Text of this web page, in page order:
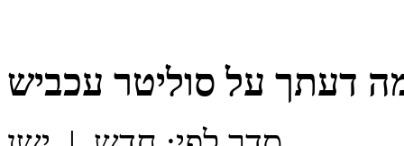
דעתך על סוליטר עכביש